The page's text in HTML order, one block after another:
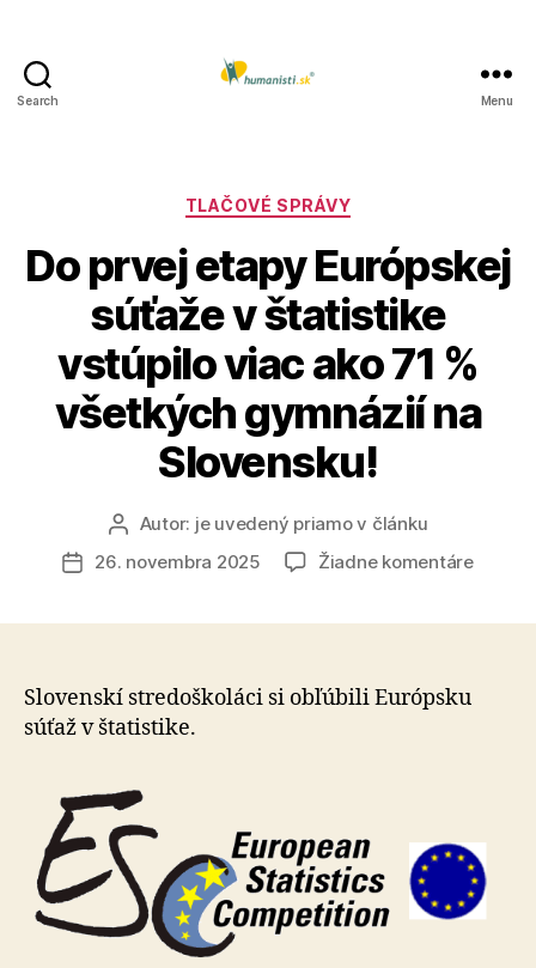
Search Menu
Kategórie
TLAČOVÉ SPRÁVY
Do prvej etapy Európskej
súťaže v štatistike
vstúpilo viac ako 71 %
všetkých gymnázií na
Slovensku!
AutorAutor: je uvedený priamo v článku
Dátum
26. novembra 2025 Žiadne komentárena
71
%
Slovenskí stredoškoláci si obľúbili Európsku
súťaž v štatistike.